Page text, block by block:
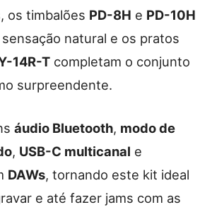
os timbalões PD-8H e PD-10H
natural e os pratos
14R-T completam o conjunto
surpreendente.
áudio Bluetooth, modo de
, USB-C multicanal e
DAWs, tornando este kit ideal
e até fazer jams com as